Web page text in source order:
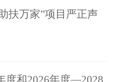
扶万家”项目严正声
度和2026年度—2028